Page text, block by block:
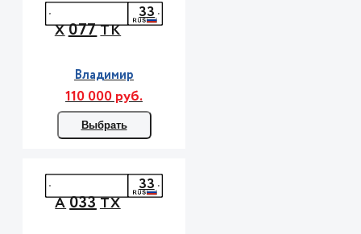
Х077ТК
33
Владимир
110 000 руб.
Выбрать
А033ТХ
33